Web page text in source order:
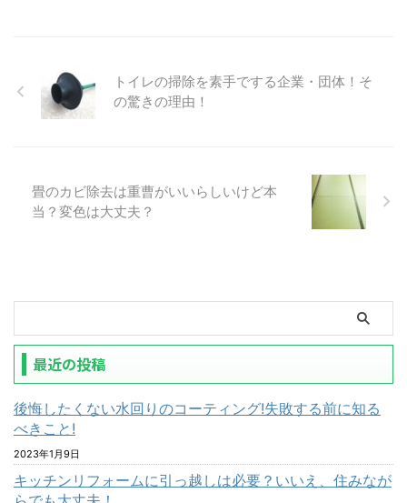
トイレの掃除を素手でする企業・団体！そ
の驚きの理由！
畳のカビ除去は重曹がいいらしいけど本
当？変色は大丈夫？
最近の投稿
後悔したくない水回りのコーティング!失敗する前に知る
べきこと!
2023年1月9日
キッチンリフォームに引っ越しは必要？いいえ、住みなが